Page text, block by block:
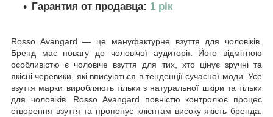
Гарантия от продавца: 1 рік
Rosso Avangard — це мануфактурне взуття для чоловіків.
Бренд має повагу до чоловічої аудиторії. Його відмітною
особливістю є чоловіче взуття для тих, хто цінує зручні та
якісні черевики, які вписуються в тенденції сучасної моди. Усе
взуття марки виробляють тільки з натуральної шкіри та тільки
для чоловіків. Rosso Avangard повністю контролює процес
створення взуття та пропонує клієнтам високу якість бренда.